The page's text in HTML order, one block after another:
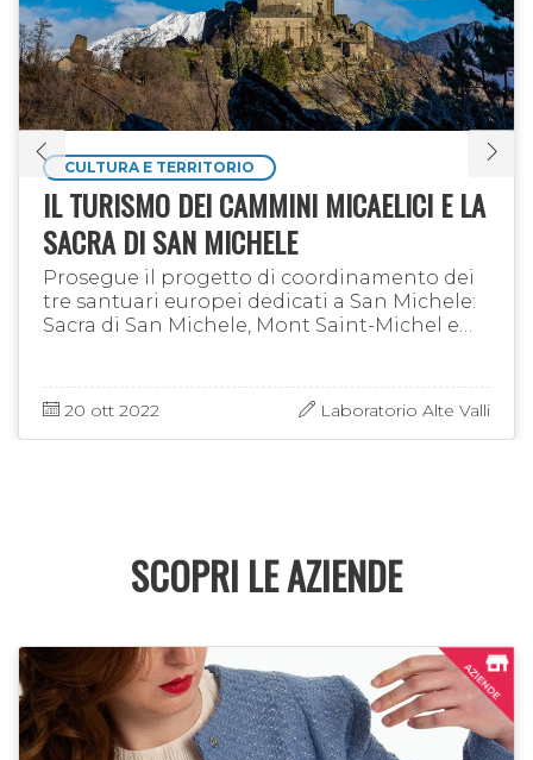
CULTURA E TERRITORIO
IL TURISMO DEI CAMMINI MICAELICI E LA
SACRA DI SAN MICHELE
Prosegue il progetto di coordinamento dei
tre santuari europei dedicati a San Michele:
Sacra di San Michele, Mont Saint-Michel e
20 ott 2022 Laboratorio Alte Valli
SCOPRI LE AZIENDE